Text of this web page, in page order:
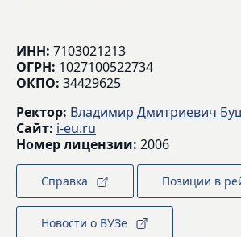
ИНН: 7103021213
ОГРН: 1027100522734
ОКПО: 34429625
Ректор: Владимир Дмитриевич
Сайт: i-eu.ru
Номер лицензии: 2006
Справка Позиции в
Новости о ВУЗе